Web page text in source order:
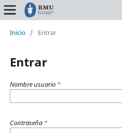
Inicio / Entrar
Entrar
Nombre usuario *
Contraseña *